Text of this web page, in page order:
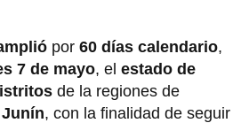
por 60 días calendario,
7 de mayo, el estado de
de la regiones de
Junín, con la finalidad de seguir